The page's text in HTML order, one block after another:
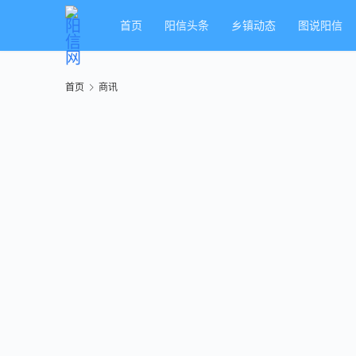
首页 阳信头条 乡镇动态 图说阳信
首页 商讯